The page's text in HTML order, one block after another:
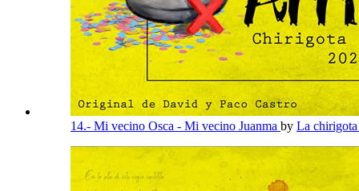
14.- Mi vecino Osca - Mi vecino Juanma by La